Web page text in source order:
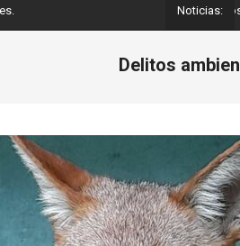
Noticias:
Lo mejor del periodismo: Estos son
Delitos